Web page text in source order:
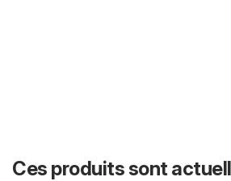
Ces produits sont